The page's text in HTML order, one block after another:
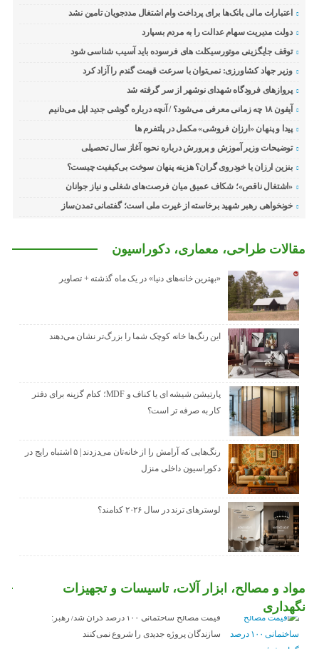
اعتبارات مالی بانک‌ها برای پرداخت وام اشتغال مددجویان تامین نشد
دولت مدیریت سهام عدالت را به مردم بسپارد
توقف جایگزینی موتورسیکلت های فرسوده باید آسیب شناسی شود
وزیر جهاد کشاورزی: نمی‌توان با سرعت قیمت گندم را آزاد کرد
پروازهای فرودگاه شهدای نوشهر از سر گرفته شد
آیفون ۱۸ چه زمانی معرفی می‌شود؟ / آنچه درباره گوشی جدید اپل می‌دانیم
پیدا و پنهان «ارزان فروشی» مکمل در پلتفرم ها
توضیحات وزیر آموزش و پرورش درباره نحوه آغاز سال تحصیلی
بنزین ارزان یا خودروی گران؟ هزینه پنهان سوخت بی‌کیفیت چیست؟
«اشتغال ناقص»؛ شکاف عمیق میان فرصت‌های شغلی و نیاز جوانان
خونخواهی رهبر شهید برخاسته از غیرت ملی است؛ گفتمانی تمدن‌ساز
مقالات طراحی، معماری، دکوراسیون
«بهترین خانه‌های دنیا» در یک ماه گذشته + تصاویر
این رنگ‌ها خانه کوچک شما را بزرگ‌تر نشان می‌دهند
پارتیشن شیشه ای یا کناف و MDF؛ کدام گزینه برای دفتر
کار به صرفه تر است؟
رنگ‌هایی که آرامش را از خانه‌تان می‌دزدند | ۵ اشتباه رایج در
دکوراسیون داخلی منزل
لوسترهای ترند در سال ۲۰۲۶ کدامند؟
مواد و مصالح، ابزار آلات، تاسیسات و تجهیزات
نگهداری
قیمت مصالح ساختمانی ۱۰۰ درصد گران شد/ رهبر:
سازندگان پروژه جدیدی را شروع نمی‌کنند